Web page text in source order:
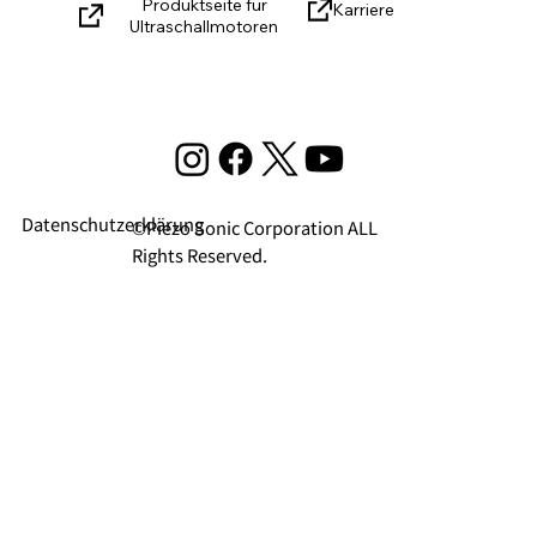
der
auf der
Produktseite für
Ultraschallmotoren
Karriere
Datenschutzerklärung©Piezo Sonic Corporation ALL
Rights Reserved.